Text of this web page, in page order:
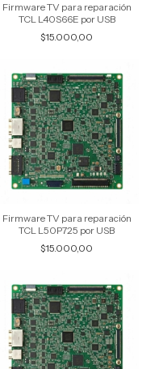
Firmware TV para reparación
TCL L40S66E por USB
$15.000,00
Firmware TV para reparación
TCL L50P725 por USB
$15.000,00